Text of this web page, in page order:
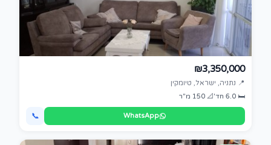
₪3,350,000
📍 נתניה, ישראל, טיומקין
🛏 6.0 חד' 📐 150 מ"ר
WhatsApp
📞